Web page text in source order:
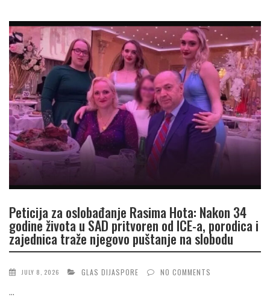
Peticija za oslobađanje Rasima Hota: Nakon 34
godine života u SAD pritvoren od ICE-a, porodica i
zajednica traže njegovo puštanje na slobodu
JULY 8, 2026 GLAS DIJASPORE NO COMMENTS
...